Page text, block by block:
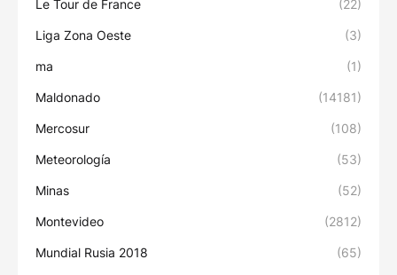
Le Tour de France (22)
Liga Zona Oeste (3)
ma (1)
Maldonado (14181)
Mercosur (108)
Meteorología (53)
Minas (52)
Montevideo (2812)
Mundial Rusia 2018 (65)